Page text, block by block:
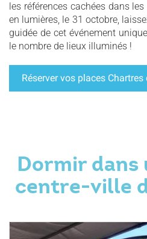
les références cachées dans
en lumières, le 31 octobre,
guidée de cet événement
le nombre de lieux illuminés !
Réserver vos places
Dormir dans
centre-ville